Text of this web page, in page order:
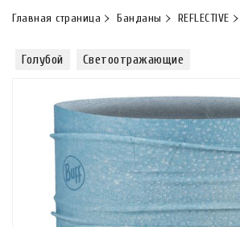
Главная страница Банданы REFLECTIVE
Голубой Светоотражающие